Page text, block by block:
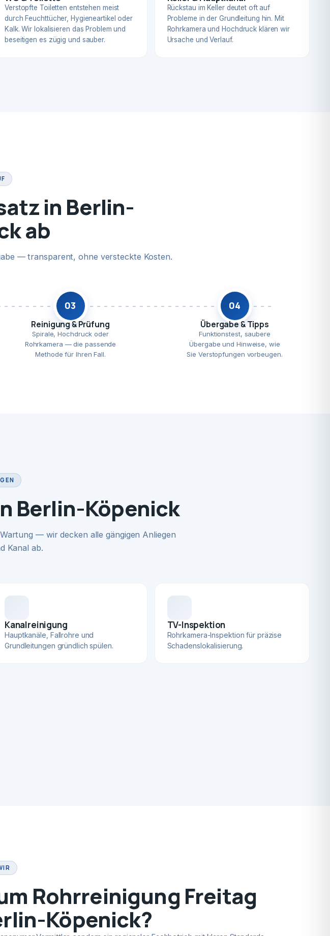
Verstopfte Toiletten entstehen meist
durch Feuchttücher, Hygieneartikel oder
Kalk. Wir lokalisieren das Problem und
beseitigen es zügig und sauber.
Rückstau im Keller deutet oft auf
Probleme in der Grundleitung hin. Mit
Rohrkamera und Hochdruck klären wir
Ursache und Verlauf.
in Berlin-
ab
— transparent, ohne versteckte Kosten.
03
Reinigung & Prüfung
Spirale, Hochdruck oder
Rohrkamera — die passende
Methode für Ihren Fall.
04
Übergabe & Tipps
Funktionstest, saubere
Übergabe und Hinweise, wie
Sie Verstopfungen vorbeugen.
Berlin-Köpenick
— wir decken alle gängigen Anliegen
Kanal ab.
Kanalreinigung
Hauptkanäle, Fallrohre und
Grundleitungen gründlich spülen.
TV-Inspektion
Rohrkamera-Inspektion für präzise
Schadenslokalisierung.
Rohrreinigung Freitag
Köpenick?